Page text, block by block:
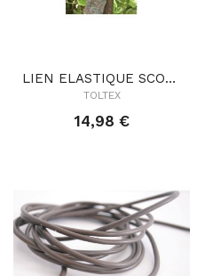
LIEN ELASTIQUE SCOUBITOL 3,5MM 133ML
TOLTEX
14,98 €